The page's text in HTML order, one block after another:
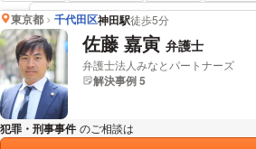
湯浅 大樹 弁護士の詳細情
東京都 千代田区神田駅徒歩5分
佐藤 嘉寅 弁護士
弁護士法人みなとパートナーズ
解決事例 5
犯罪・刑事事件 のご相談は